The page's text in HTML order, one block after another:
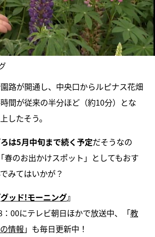
路が開通し、中央口からルピナス花畑
間が従来の半分ほど（約10分）とな
したそう。
は5月中旬まで続く予定だそうなの
春のお出かけスポット」としてもおす
みてはいかが？
グッド!モーニング』
00にテレビ朝日ほかで放送中、「教
情報 」も毎日更新中！